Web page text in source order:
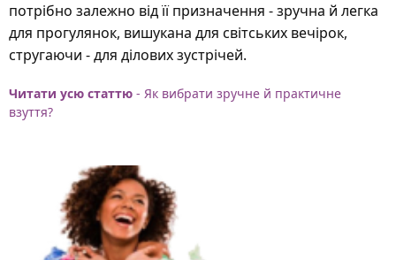
потрібно залежно від її призначення - зручна й легка
для прогулянок, вишукана для світських вечірок,
стругаючи - для ділових зустрічей.
Читати усю статтю - Як вибрати зручне й практичне
взуття?